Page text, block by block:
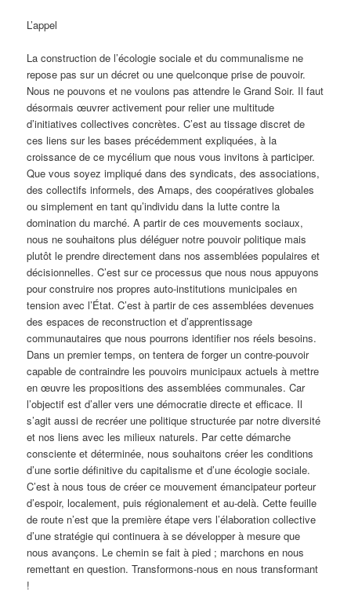
L’appel
La construction de l’écologie sociale et du communalisme ne
repose pas sur un décret ou une quelconque prise de pouvoir.
Nous ne pouvons et ne voulons pas attendre le Grand Soir. Il faut
désormais œuvrer activement pour relier une multitude
d’initiatives collectives concrètes. C’est au tissage discret de
ces liens sur les bases précédemment expliquées, à la
croissance de ce mycélium que nous vous invitons à participer.
Que vous soyez impliqué dans des syndicats, des associations,
des collectifs informels, des Amaps, des coopératives globales
ou simplement en tant qu’individu dans la lutte contre la
domination du marché. A partir de ces mouvements sociaux,
nous ne souhaitons plus déléguer notre pouvoir politique mais
plutôt le prendre directement dans nos assemblées populaires et
décisionnelles. C’est sur ce processus que nous nous appuyons
pour construire nos propres auto-institutions municipales en
tension avec l’État. C’est à partir de ces assemblées devenues
des espaces de reconstruction et d’apprentissage
communautaires que nous pourrons identifier nos réels besoins.
Dans un premier temps, on tentera de forger un contre-pouvoir
capable de contraindre les pouvoirs municipaux actuels à mettre
en œuvre les propositions des assemblées communales. Car
l’objectif est d’aller vers une démocratie directe et efficace. Il
s’agit aussi de recréer une politique structurée par notre diversité
et nos liens avec les milieux naturels. Par cette démarche
consciente et déterminée, nous souhaitons créer les conditions
d’une sortie définitive du capitalisme et d’une écologie sociale.
C’est à nous tous de créer ce mouvement émancipateur porteur
d’espoir, localement, puis régionalement et au-delà. Cette feuille
de route n’est que la première étape vers l’élaboration collective
d’une stratégie qui continuera à se développer à mesure que
nous avançons. Le chemin se fait à pied ; marchons en nous
remettant en question. Transformons-nous en nous transformant
!